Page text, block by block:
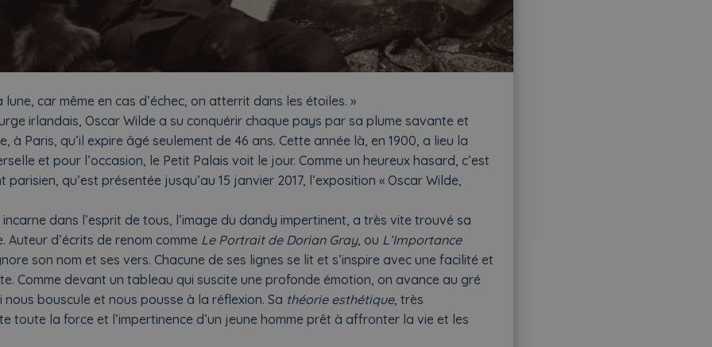
car même en cas d’échec, on atterrit dans les étoiles. »
irlandais, Oscar Wilde a su conquérir chaque pays par sa plume savante et
à Paris, qu’il expire âgé seulement de 46 ans. Cette année là, en 1900, a lieu la
et pour l’occasion, le Petit Palais voit le jour. Comme un heureux hasard, c’est
qu’est présentée jusqu’au 15 janvier 2017, l’exposition « Oscar Wilde,
dans l’esprit de tous, l’image du dandy impertinent, a très vite trouvé sa
d’écrits de renom comme Le Portrait de Dorian Gray, ou L’Importance
son nom et ses vers. Chacune de ses lignes se lit et s’inspire avec une facilité et
Comme devant un tableau qui suscite une profonde émotion, on avance au gré
nous bouscule et nous pousse à la réflexion. Sa théorie esthétique, très
toute la force et l’impertinence d’un jeune homme prêt à affronter la vie et les